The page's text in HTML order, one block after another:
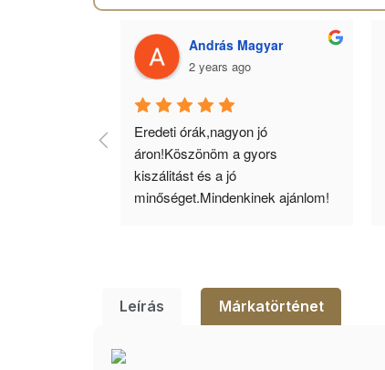
András Magyar
2 years ago
Eredeti órák,nagyon jó
áron!Köszönöm a gyors
kiszálitást és a jó
minőséget.Mindenkinek ajánlom!
Leírás Márkatörténet